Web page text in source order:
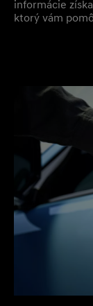
informácie
ktorý vám